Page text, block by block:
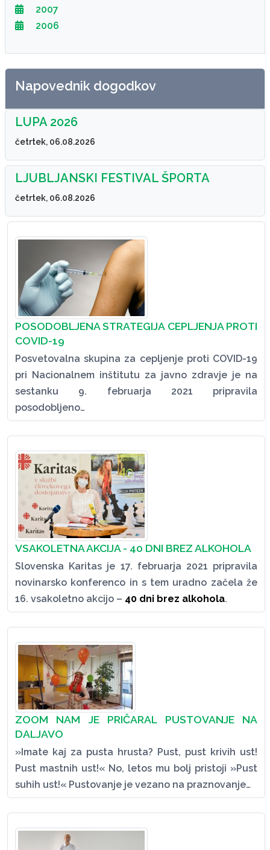
2007
2006
Napovednik dogodkov
LUPA 2026
četrtek, 06.08.2026
LJUBLJANSKI FESTIVAL ŠPORTA
četrtek, 06.08.2026
POSODOBLJENA STRATEGIJA CEPLJENJA PROTI
COVID-19
Posvetovalna skupina za cepljenje proti COVID-19
pri Nacionalnem inštitutu za javno zdravje je na
sestanku 9. februarja 2021 pripravila
posodobljeno…
VSAKOLETNA AKCIJA - 40 DNI BREZ ALKOHOLA
Slovenska Karitas je 17. februarja 2021 pripravila
novinarsko konferenco in s tem uradno začela že
16. vsakoletno akcijo – 40 dni brez alkohola.
ZOOM NAM JE PRIČARAL PUSTOVANJE NA
DALJAVO
»Imate kaj za pusta hrusta? Pust, pust krivih ust!
Pust mastnih ust!« No, letos mu bolj pristoji »Pust
suhih ust!« Pustovanje je vezano na praznovanje…